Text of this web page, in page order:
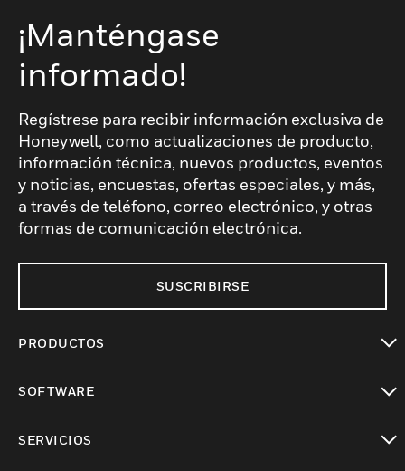
¡Manténgase
informado!
Regístrese para recibir información exclusiva de
Honeywell, como actualizaciones de producto,
información técnica, nuevos productos, eventos
y noticias, encuestas, ofertas especiales, y más,
a través de teléfono, correo electrónico, y otras
formas de comunicación electrónica.
SUSCRIBIRSE
PRODUCTOS
SOFTWARE
SERVICIOS